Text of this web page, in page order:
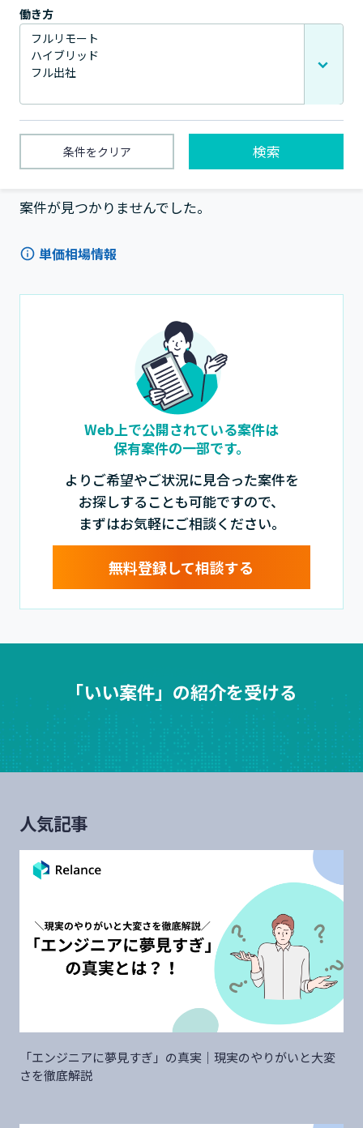
働き方
条件をクリア 検索
1〜0件 / 全0件
案件が見つかりませんでした。
単価相場情報
Web上で公開されている案件は
保有案件の一部です。
よりご希望やご状況に見合った案件を
お探しすることも可能ですので、
まずはお気軽にご相談ください。
無料登録して相談する
「いい案件」の紹介を受ける
人気記事
「エンジニアに夢見すぎ」の真実｜現実のやりがいと大変
さを徹底解説